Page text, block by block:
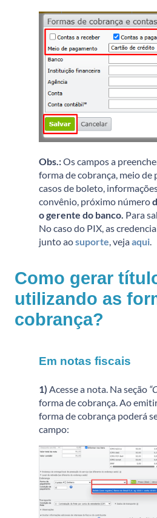
Obs.:Os campos a
forma de cobrança, meio de
casos de boleto,
convênio, próximo número
o gerente do banco. Para
No caso do PIX, as
junto aosuporte, vejaaqui.
Como gerar
utilizando as
cobrança?
Em notas fiscais
1) Acesse a nota. Na seção
forma de cobrança. Ao
forma de cobrança poderá
campo: